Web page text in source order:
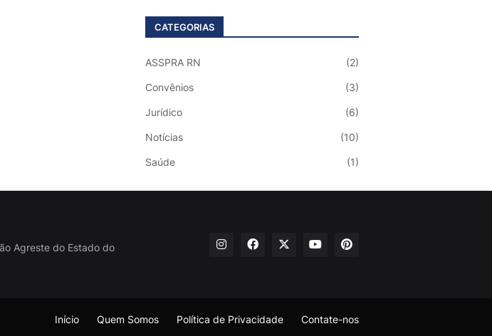
CATEGORIAS
ASSPRA RN (2)
Convênios (3)
Jurídico (6)
Notícias (10)
Saúde (1)
Agreste do Estado do
Início Quem Somos Política de Privacidade Contate-nos